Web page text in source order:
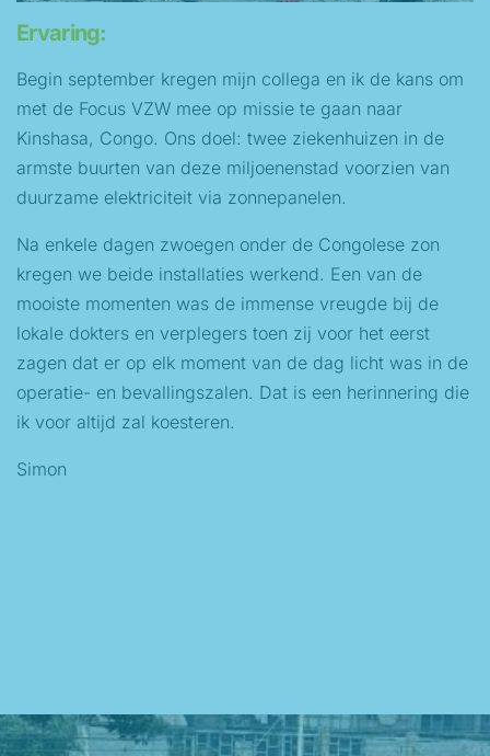
Ervaring:
Begin september kregen mijn collega en ik de kans om
met de Focus VZW mee op missie te gaan naar
Kinshasa, Congo. Ons doel: twee ziekenhuizen in de
armste buurten van deze miljoenenstad voorzien van
duurzame elektriciteit via zonnepanelen.
Na enkele dagen zwoegen onder de Congolese zon
kregen we beide installaties werkend. Een van de
mooiste momenten was de immense vreugde bij de
lokale dokters en verplegers toen zij voor het eerst
zagen dat er op elk moment van de dag licht was in de
operatie- en bevallingszalen. Dat is een herinnering die
ik voor altijd zal koesteren.
Simon